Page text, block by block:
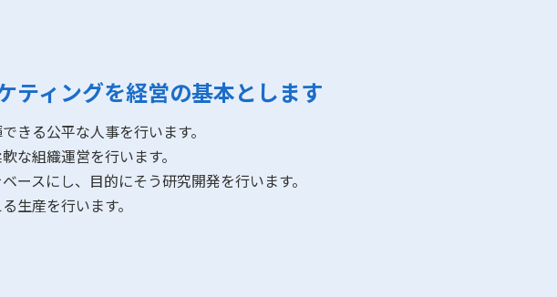
ティングを経営の基本とします
きる公平な人事を行います。
な組織運営を行います。
ースにし、目的にそう研究開発を行います。
生産を行います。